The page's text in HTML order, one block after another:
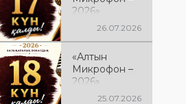
2026»
халықаралық
күн қалды
26.07.2026
«Алтын
Микрофон –
2026»
халықаралық
25.07.2026